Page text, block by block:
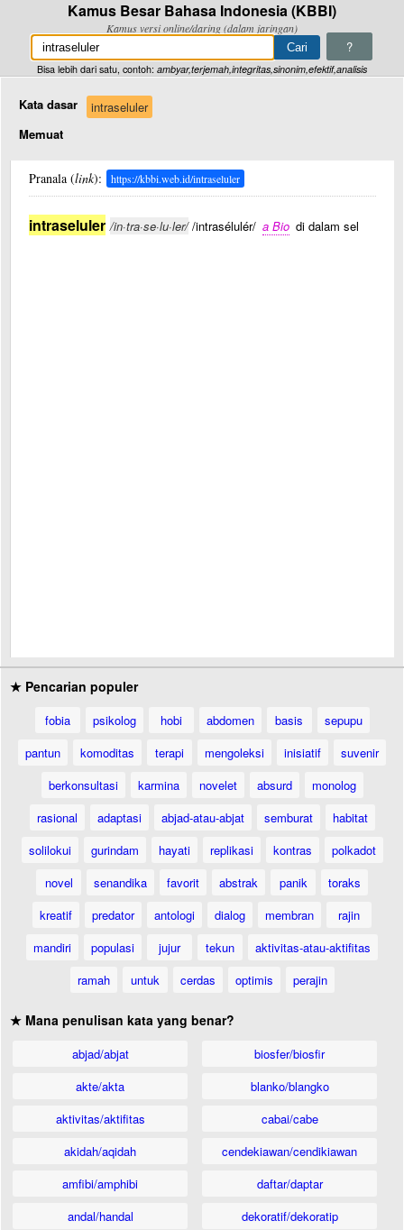
Kamus Besar Bahasa Indonesia (KBBI)
Kamus versi online/daring (dalam jaringan)
?
Bisa lebih dari satu, contoh: ambyar,terjemah,integritas,sinonim,efektif,analisis
Kata dasar
intraseluler
Memuat
Pranala (link): https://kbbi.web.id/intraseluler
intraseluler /in·tra·se·lu·ler//intrasélulér/ a Bio di dalam sel
★ Pencarian populer
fobia psikolog hobi abdomen basis
sepupu
pantun
komoditas terapi mengoleksi inisiatif
suvenir
berkonsultasi
karmina novelet absurd
monolog
rasional
adaptasi abjad-atau-abjat semburat
habitat
solilokui
gurindam hayati replikasi kontras
polkadot
novel
senandika favorit abstrak panik
toraks
kreatif
predator antologi dialog membran
rajin
mandiri
populasi jujur tekun
aktivitas-atau-aktifitas
ramah
untuk cerdas optimis perajin
★ Mana penulisan kata yang benar?
abjad/abjat
akte/akta
aktivitas/aktifitas
akidah/aqidah
amfibi/amphibi
andal/handal
biosfer/biosfir
blanko/blangko
cabai/cabe
cendekiawan/cendikiawan
daftar/daptar
dekoratif/dekoratip